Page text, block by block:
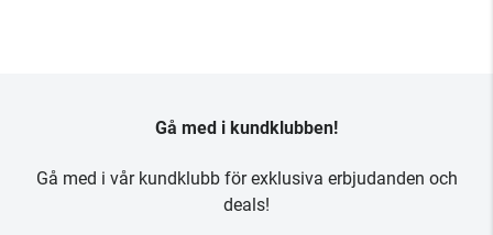
Gå med i kundklubben!
Gå med i vår kundklubb för exklusiva erbjudanden och
deals!